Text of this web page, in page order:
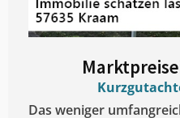
Das weniger